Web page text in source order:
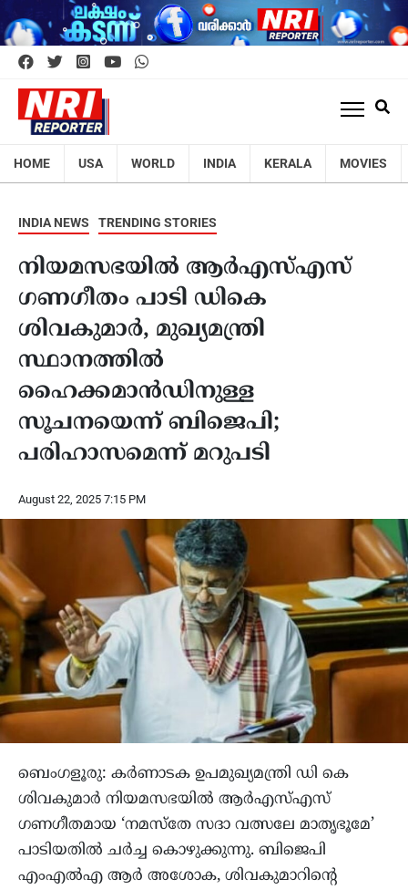
HOME USA WORLD INDIA KERALA MOVIES
INDIA NEWS TRENDING STORIES
നിയമസഭയിൽ ആർഎസ്എസ്
ഗണഗീതം പാടി ഡികെ
ശിവകുമാർ, മുഖ്യമന്ത്രി
സ്ഥാനത്തിൽ
ഹൈക്കമാൻഡിനുള്ള
സൂചനയെന്ന് ബിജെപി;
പരിഹാസമെന്ന് മറുപടി
August 22, 2025 7:15 PM
ബെംഗളൂരു: കർണാടക ഉപമുഖ്യമന്ത്രി ഡി കെ
ശിവകുമാർ നിയമസഭയിൽ ആർഎസ്എസ്
ഗണഗീതമായ ‘നമസ്തേ സദാ വത്സലേ മാതൃഭൂമേ’
പാടിയതിൽ ചർച്ച കൊഴുക്കുന്നു. ബിജെപി
എംഎൽഎ ആർ അശോക, ശിവകുമാറിന്റെ